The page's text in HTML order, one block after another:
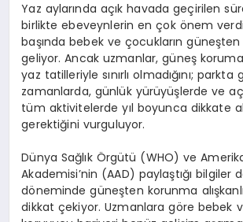
Yaz aylarında açık havada geçirilen
birlikte ebeveynlerin en çok önem
başında bebek ve çocukların güneşten
geliyor. Ancak uzmanlar, güneş
yaz tatilleriyle sınırlı olmadığını; parkta
zamanlarda, günlük yürüyüşlerde ve
tüm aktivitelerde yıl boyunca dikkate
gerektiğini vurguluyor.
Dünya Sağlık Örgütü (WHO) ve
Akademisi’nin (AAD) paylaştığı bilgiler
döneminde güneşten korunma
dikkat çekiyor. Uzmanlara göre bebek